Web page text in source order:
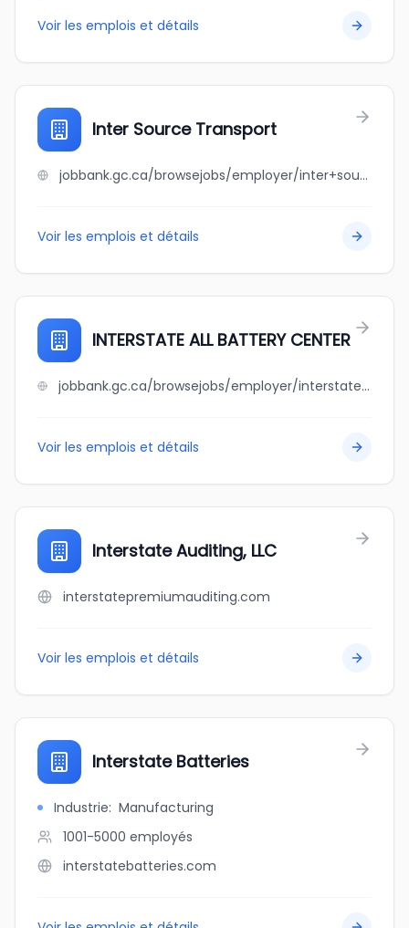
Voir les emplois et détails
Inter Source Transport
jobbank.gc.ca/browsejobs/employer/inter+source+transport/ca
Voir les emplois et détails
INTERSTATE ALL BATTERY CENTER
jobbank.gc.ca/browsejobs/employer/interstate+all+battery+center/ca
Voir les emplois et détails
Interstate Auditing, LLC
interstatepremiumauditing.com
Voir les emplois et détails
Interstate Batteries
Industrie: Manufacturing
1001-5000 employés
interstatebatteries.com